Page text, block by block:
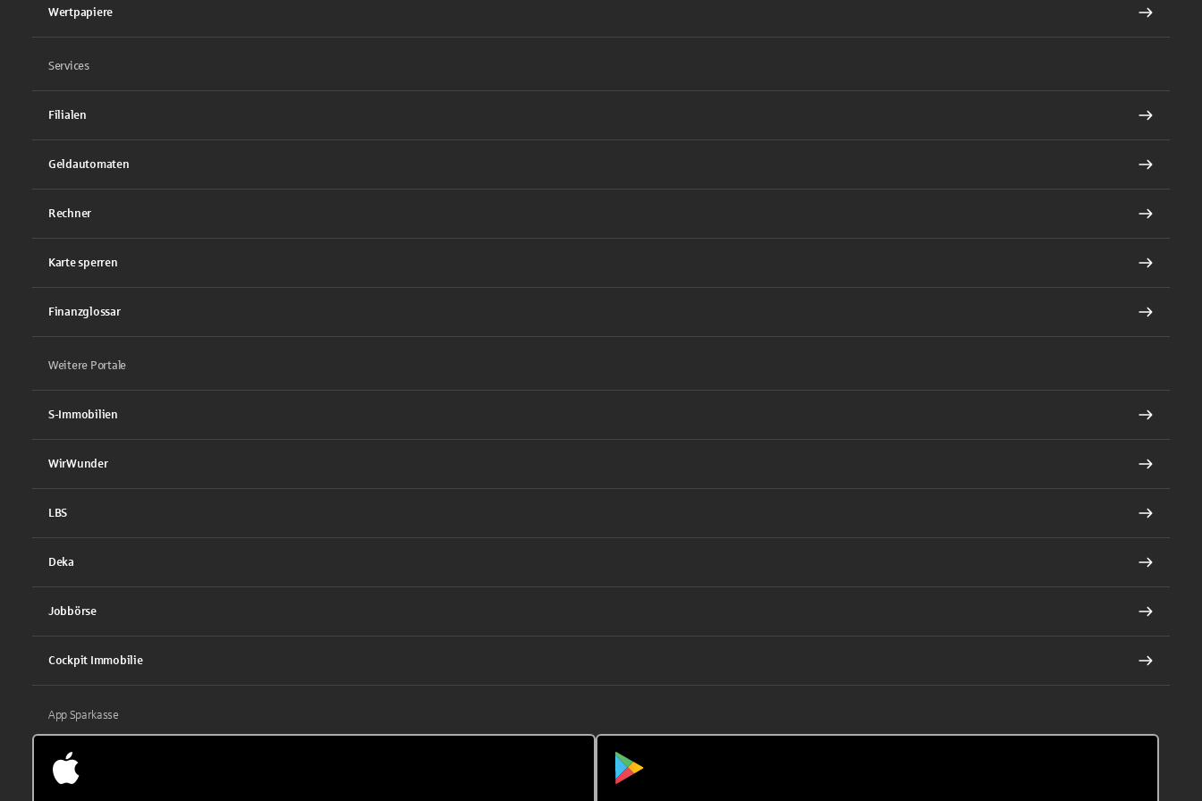
Wertpapiere
Services
Filialen
Geldautomaten
Rechner
Karte sperren
Finanzglossar
Weitere Portale
S-Immobilien
WirWunder
LBS
Deka
Jobbörse
Cockpit Immobilie
App Sparkasse